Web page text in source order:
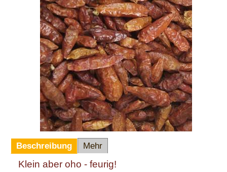
Beschreibung Mehr
Klein aber oho - feurig!